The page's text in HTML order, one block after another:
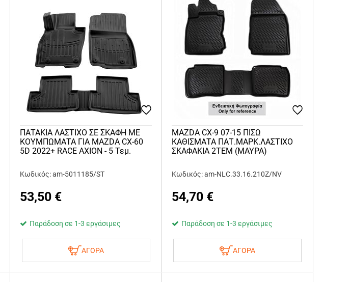
ΠΑΤΑΚΙA ΛΑΣΤΙΧΟ ΣΕ ΣΚΑΦΗ ME
KOYMΠΩΜΑΤΑ ΓΙΑ MAZDA CX-60
5D 2022+ RACE AXION - 5 Τεμ.
Κωδικός: am-5011185/ST
53,50 €
Παράδοση σε 1-3 εργάσιμες
ΑΓΟΡΑ
MAZDA CX-9 07-15 ΠΙΣΩ
ΚΑΘΙΣΜΑΤΑ ΠΑΤ.ΜΑΡΚ.ΛΑΣΤΙΧΟ
ΣΚΑΦΑΚΙΑ 2ΤΕΜ (ΜΑΥΡΑ)
Κωδικός: am-NLC.33.16.210Z/NV
54,70 €
Παράδοση σε 1-3 εργάσιμες
ΑΓΟΡΑ